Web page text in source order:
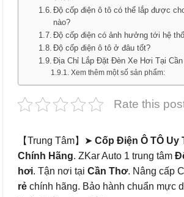
Độ cốp điện ô tô có thể lắp được
nào?
Độ cốp điện có ảnh hưởng tới hệ
Độ cốp điện ô tô ở đâu tốt?
Địa Chỉ Lắp Đặt Đèn Xe Hơi Tại
Xem thêm một số sản phẩm:
Rate this
【Trung Tâm】➤ Cốp Điện Ô TÔ Uy
Chính Hãng. ZKar Auto 1 trung tâm
hơi. Tận nơi tại Cần Thơ. Nâng cấp
rẻ chính hãng. Bảo hành chuẩn mực